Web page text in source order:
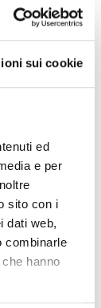
sui cookie
ed
e per
sito con i
dati web,
combinarle
hanno
schermo:
display: 1920
Intel®
SDRAM.
memoria:
Graphics.
11 Pro